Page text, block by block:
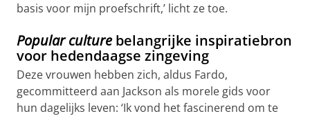
basis voor mijn proefschrift,’ licht ze toe.
Popular culturebelangrijke inspiratiebron
voor hedendaagse zingeving
Deze vrouwen hebben zich, aldus Fardo,
gecommitteerd aan Jackson als morele gids voor
hun dagelijks leven: ‘Ik vond het fascinerend om te